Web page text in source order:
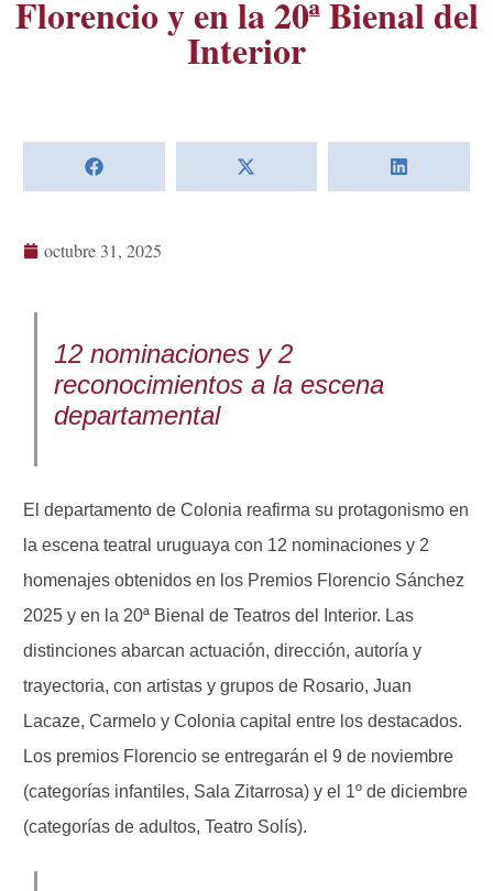
Florencio y en la 20ª Bienal del
Interior
octubre 31, 2025
12 nominaciones y 2
reconocimientos a la escena
departamental
El departamento de Colonia reafirma su protagonismo en
la escena teatral uruguaya con 12 nominaciones y 2
homenajes obtenidos en los Premios Florencio Sánchez
2025 y en la 20ª Bienal de Teatros del Interior. Las
distinciones abarcan actuación, dirección, autoría y
trayectoria, con artistas y grupos de Rosario, Juan
Lacaze, Carmelo y Colonia capital entre los destacados.
Los premios Florencio se entregarán el 9 de noviembre
(categorías infantiles, Sala Zitarrosa) y el 1º de diciembre
(categorías de adultos, Teatro Solís).